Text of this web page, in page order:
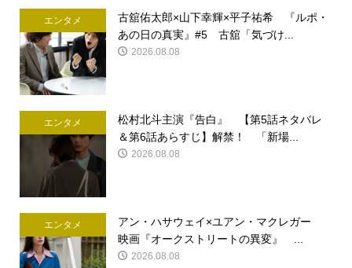
エンタメ
古舘佑太郎×山下幸輝×平子祐希 『ルポ・
あの日の真実』#5 古舘「気づけ...
2026.08.08
エンタメ
松村北斗主演『告白』 【第5話ネタバレ
＆第6話あらすじ】解禁！ 「新場...
2026.08.08
エンタメ
アン・ハサウェイ×ユアン・マクレガー
映画『オークストリートの異変』 ...
2026.08.08